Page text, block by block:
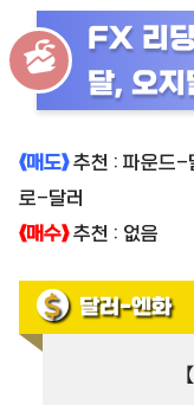
FX 리
달, 오지
《매도》추천 : 파운드-
로-달러
《매수》추천 : 없음
달러-엔화